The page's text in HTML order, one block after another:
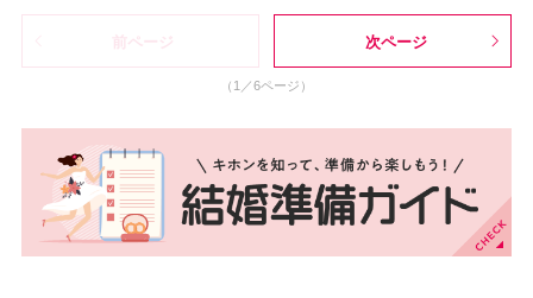
前ページ 次ページ
（1／6ページ）